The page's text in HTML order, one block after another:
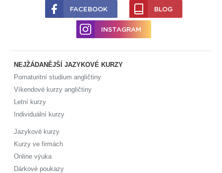
NEJŽÁDANĚJŠÍ JAZYKOVÉ KURZY
Pomaturitní studium angličtiny
Víkendové kurzy angličtiny
Letní kurzy
Individuální kurzy
Jazykové kurzy
Kurzy ve firmách
Online výuka
Dárkové poukazy
FACEBOOK BLOG
INSTAGRAM